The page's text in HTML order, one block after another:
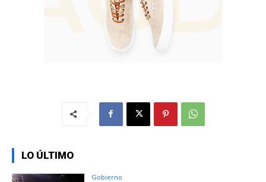
LO ÚLTIMO
Gobierno